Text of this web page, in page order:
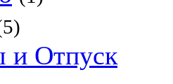
и Отпуск